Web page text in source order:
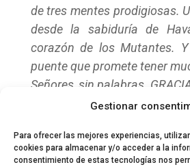
Gestionar
Para ofrecer las mejores experiencias,
cookies para almacenar y/o acceder a la
consentimiento de estas tecnologías nos
de tres mentes prodigiosas.
desde la sabiduría de
corazón de los Mutantes.
puente que promete tener
Señores, sin palabras.
234 5 6 7 8 910